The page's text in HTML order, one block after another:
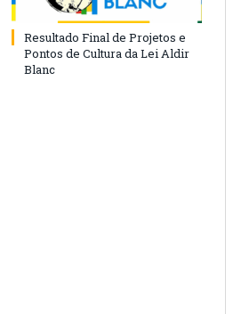
Resultado Final de Projetos e
Pontos de Cultura da Lei Aldir
Blanc